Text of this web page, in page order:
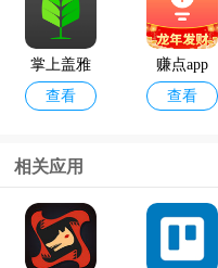
掌上盖雅
考勤app官
查看
赚点app
查看
12398能源
监管热线a
查看
geektyper
模拟黑客
查看
相关应用